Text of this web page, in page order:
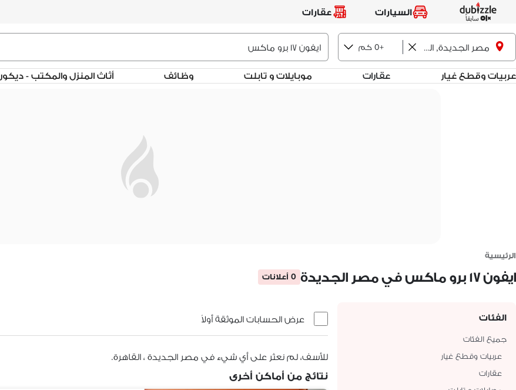
السيارات عقارات
مصر الجديدة, القاهرة +0 كم
عربيات وقطع غيار عقارات موبايلات و تابلت وظائف أثاث المنزل والمكتب - ديكور
الرئيسية
ايفون ١٧ برو ماكس في مصر الجديدة 0 أعلانات
الفئات
جميع الفئات
عربيات وقطع غيار
عقارات
عرض الحسابات الموثقة أولاً
للأسف، لم نعثر على أي شيء في مصر الجديدة ، القاهرة.
نتائج من أماكن أخرى